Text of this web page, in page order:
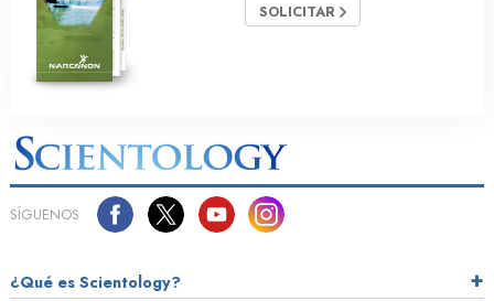
SOLICITAR
SÍGUENOS
¿Qué es Scientology?